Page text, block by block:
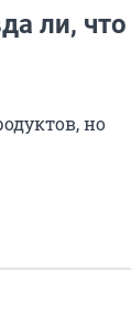
ли, что
но